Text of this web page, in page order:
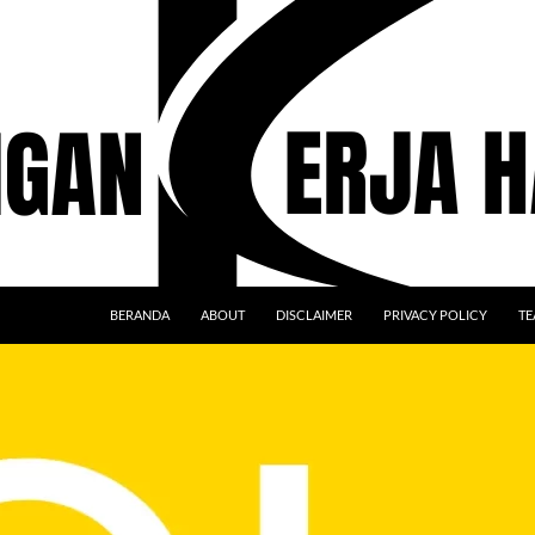
BERANDA ABOUT DISCLAIMER PRIVACY POLICY